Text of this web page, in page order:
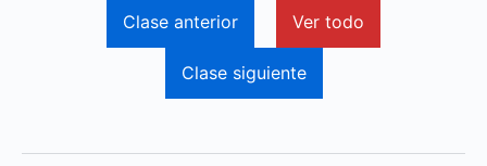
Clase anterior Ver todo
Clase siguiente